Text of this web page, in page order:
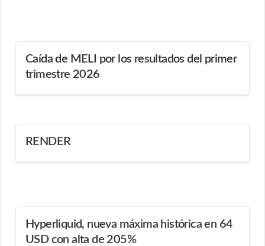
Caída de MELI por los resultados del primer
trimestre 2026
RENDER
Hyperliquid, nueva máxima histórica en 64
USD con alta de 205%